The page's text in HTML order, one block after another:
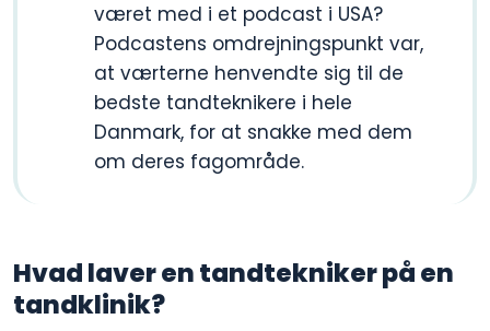
været med i et podcast i USA?
Podcastens omdrejningspunkt var,
at værterne henvendte sig til de
bedste tandteknikere i hele
Danmark, for at snakke med dem
om deres fagområde.
Hvad laver en tandtekniker på en
tandklinik?